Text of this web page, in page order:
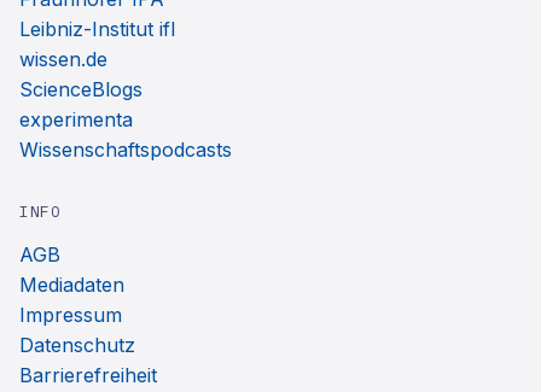
Leibniz-Institut ifl
wissen.de
ScienceBlogs
experimenta
Wissenschaftspodcasts
INFO
AGB
Mediadaten
Impressum
Datenschutz
Barrierefreiheit